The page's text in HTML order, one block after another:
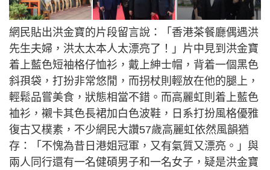
網民貼出洪金寶的片段留言說：「香港茶餐廳偶遇洪
先生夫婦，洪太太本人太漂亮了！」片中見到洪金寶
着上藍色短袖格仔恤衫，戴上紳士帽，背着一個黑色
斜孭袋，打扮非常悠閒，而拐杖則輕放在他的腿上，
輕鬆品嘗美食，狀態相當不錯。而高麗虹則着上藍色
裇衫，襯卡其色長裙加白色波鞋，日系打扮風格優雅
復古又樸素，不少網民大讚57歲高麗虹依然風韻猶
存：「不愧為昔日港姐冠軍，又有氣質又漂亮。」與
兩人同行還有一名健碩男子和一名女子，疑是洪金寶